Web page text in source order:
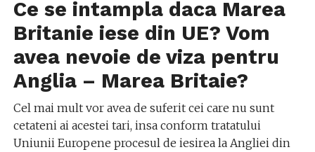
Ce se intampla daca Marea
Britanie iese din UE? Vom
avea nevoie de viza pentru
Anglia – Marea Britaie?
Cel mai mult vor avea de suferit cei care nu sunt
cetateni ai acestei tari, insa conform tratatului
Uniunii Europene procesul de iesirea la Angliei din